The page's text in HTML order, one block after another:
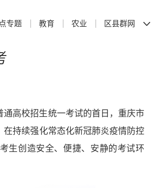
专题 教育 农业 区县群网
高校招生统一考试的首日，重庆市
在持续强化常态化新冠肺炎疫情防控
生创造安全、便捷、安静的考试环